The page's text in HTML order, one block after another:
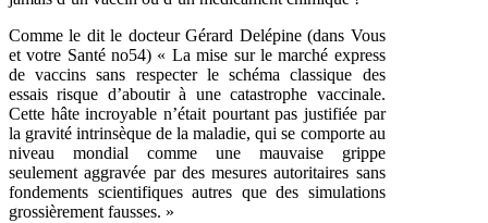
Comme le dit le docteur Gérard Delépine (dans Vous
et votre Santé no54) « La mise sur le marché express
de vaccins sans respecter le schéma classique des
essais risque d’aboutir à une catastrophe vaccinale.
Cette hâte incroyable n’était pourtant pas justifiée par
la gravité intrinsèque de la maladie, qui se comporte au
niveau mondial comme une mauvaise grippe
seulement aggravée par des mesures autoritaires sans
fondements scientifiques autres que des simulations
grossièrement fausses. »